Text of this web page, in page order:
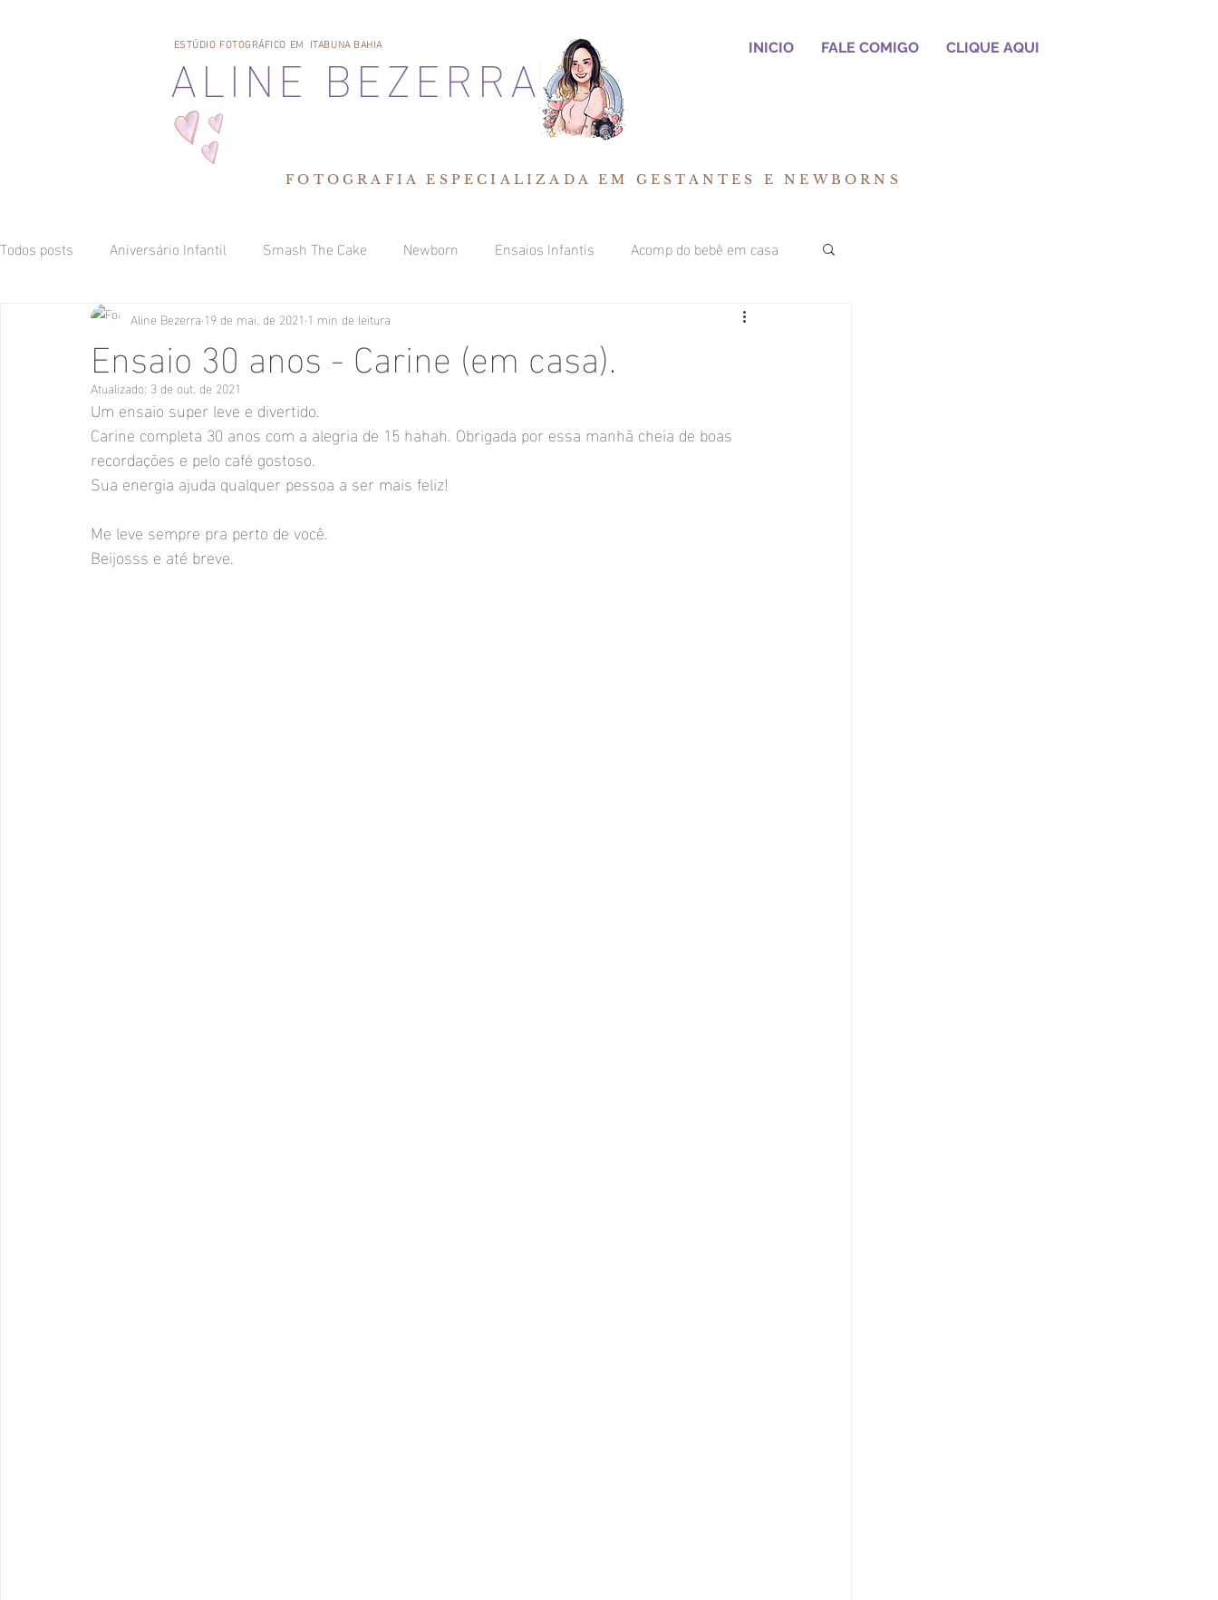
ESTÚDIO FOTOGRÁFICO EM ITABUNA BAHIA INICIO FALE COMIGO CLIQUE AQUI
ALINE BEZERRA
FOTOGRAFIA ESPECIALIZADA EM GESTANTES E NEWBORNS
Todos posts Aniversário Infantil Smash The Cake Newborn Ensaios Infantis Acomp do bebê em casa
Acomp do bebê no estúdio Ensaio Aniversário Adulto no Estúdi Ensaio Temático
Ensaio Corporativo Gestantes
Ensaio 30 anos - Carine (em casa).
Aline Bezerra 19 de mai. de 2021 1 min de leitura
Atualizado: 3 de out. de 2021
Um ensaio super leve e divertido.
Carine completa 30 anos com a alegria de 15 hahah. Obrigada por essa manhã cheia de boas
recordações e pelo café gostoso.
Sua energia ajuda qualquer pessoa a ser mais feliz!
Me leve sempre pra perto de você.
Beijosss e até breve.